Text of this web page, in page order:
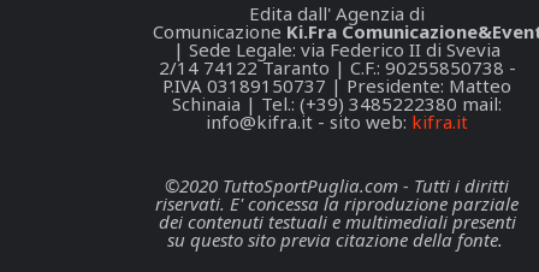
Edita dall' Agenzia di
Comunicazione Ki.Fra
| Sede Legale: via Federico II di Svevia
2/14 74122 Taranto | C.F.: 90255850738 -
P.IVA 03189150737 | Presidente: Matteo
Schinaia | Tel.: (+39) 3485222380 mail:
info@kifra.it - sito web: kifra.it
©2020 TuttoSportPuglia.com - Tutti i diritti
riservati. E' concessa la riproduzione parziale
dei contenuti testuali e multimediali presenti
su questo sito previa citazione della fonte.